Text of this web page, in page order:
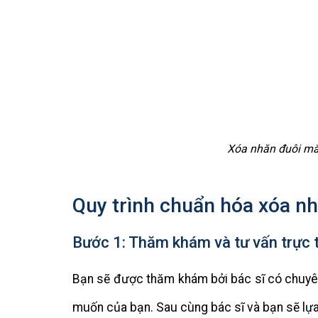
Xóa nhăn đuôi
Quy trình chuẩn hóa xóa
Bước 1: Thăm khám và tư vấn trực
Bạn sẽ được thăm khám bởi bác sĩ có
muốn của bạn. Sau cùng bác sĩ và bạn sẽ